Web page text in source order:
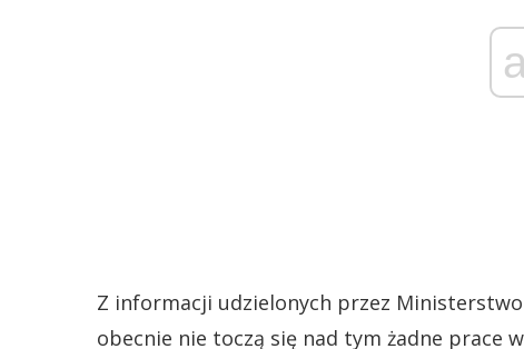
Z informacji udzielonych przez
obecnie nie toczą się nad tym żadne prace